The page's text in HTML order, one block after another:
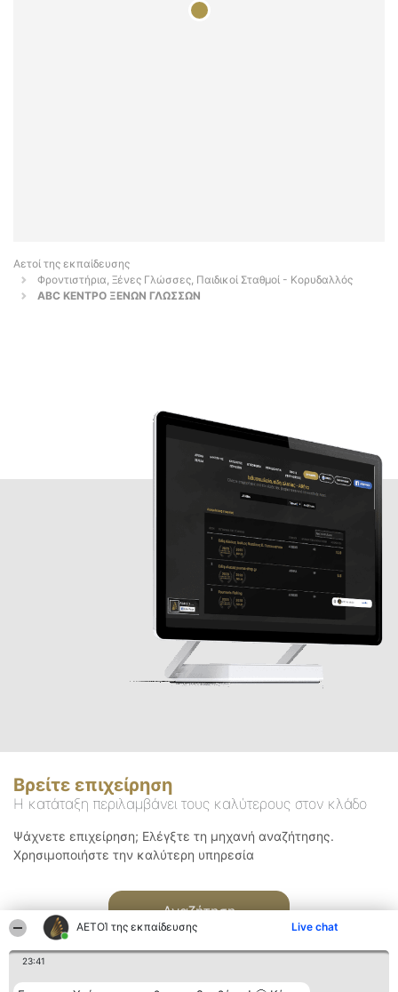
ΑΕΤΟΊ της εκπαίδευσης Live chat
23:41
Αετοί της εκπαίδευσης
Φροντιστήρια, Ξένες Γλώσσες, Παιδικοί Σταθμοί - Κορυδαλλός
ABC ΚΕΝΤΡΟ ΞΕΝΩΝ ΓΛΩΣΣΩΝ
Βρείτε επιχείρηση
Η κατάταξη περιλαμβάνει τους καλύτερους στον κλάδο
Ψάχνετε επιχείρηση; Ελέγξτε τη μηχανή αναζήτησης.
Χρησιμοποιήστε την καλύτερη υπηρεσία
Αναζήτηση